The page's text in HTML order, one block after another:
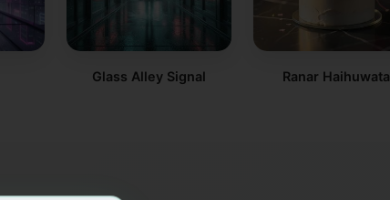
Glass Alley Signal Ranar Haihuwata